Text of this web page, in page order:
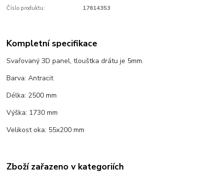
Číslo produktu: 17614353
Kompletní specifikace
Svařovaný 3D panel, tlouštka drátu je 5mm.
Barva: Antracit
Délka: 2500 mm
Výška: 1730 mm
Velikost oka: 55x200 mm
Zboží zařazeno v kategoriích